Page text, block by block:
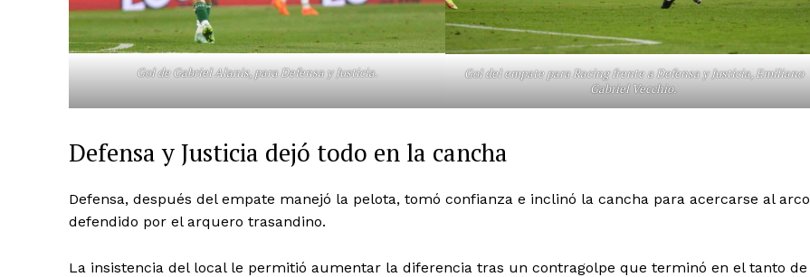
Gol de Gabriel Alanis, para Defensa y Justicia.
Gol del empate para Racing frente a Defensa y Justicia, Emiliano
Gabriel Vecchio.
Defensa y Justicia dejó todo en la cancha
Defensa, después del empate manejó la pelota, tomó confianza e inclinó la cancha para acercarse al arco
defendido por el arquero trasandino.
La insistencia del local le permitió aumentar la diferencia tras un contragolpe que terminó en el tanto de